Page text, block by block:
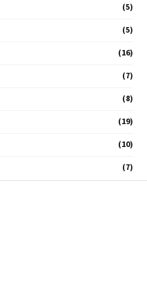
(5)
(5)
(16)
(7)
(8)
(19)
(10)
(7)